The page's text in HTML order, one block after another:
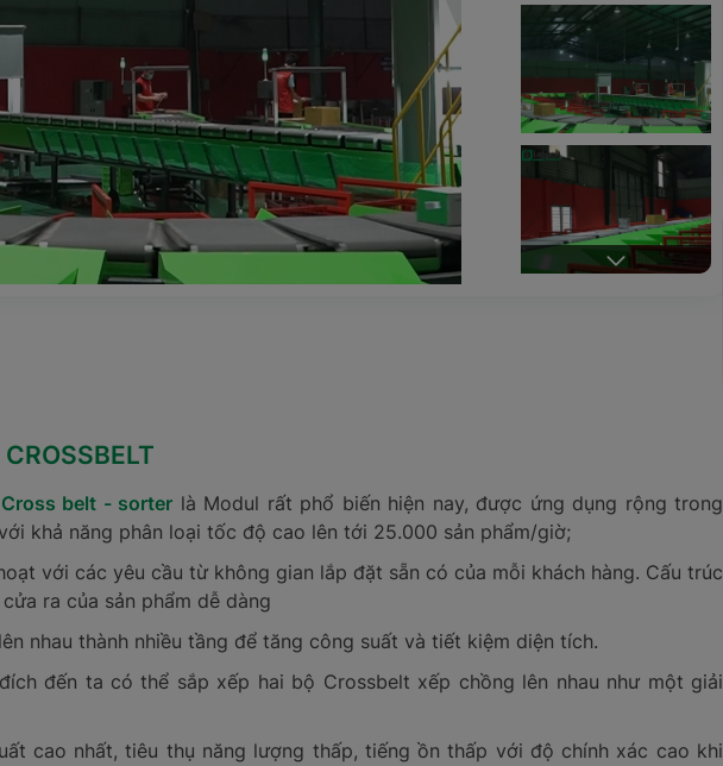
CROSSBELT
belt - sorter là Modul rất phổ biến hiện nay, được ứng dụng rộng trong
khả năng phân loại tốc độ cao lên tới 25.000 sản phẩm/giờ;
với các yêu cầu từ không gian lắp đặt sẵn có của mỗi khách hàng. Cấu trúc
ra của sản phẩm dễ dàng
nhau thành nhiều tầng để tăng công suất và tiết kiệm diện tích.
đến ta có thể sắp xếp hai bộ Crossbelt xếp chồng lên nhau như một giải
cao nhất, tiêu thụ năng lượng thấp, tiếng ồn thấp với độ chính xác cao khi